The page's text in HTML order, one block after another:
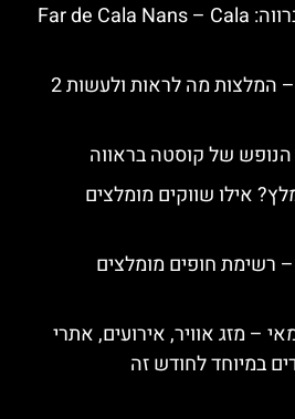
המגדלור של קוסטה ברווה: ‪‪Far de Cala Nans – Cala
יומיים בקוסטה ברווה – המלצות מה לראות ולעשות 2
הנופש של קוסטה בראווה
אילו שווקים מומלצים
רשימת חופים מומלצים
– מזג אוויר, אירועים, אתרי
במיוחד לחודש זה